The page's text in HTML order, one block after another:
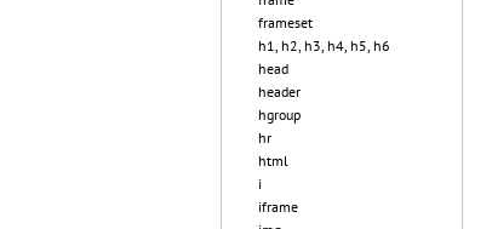
frameset
h1, h2, h3, h4, h5, h6
head
header
hgroup
hr
html
i
iframe